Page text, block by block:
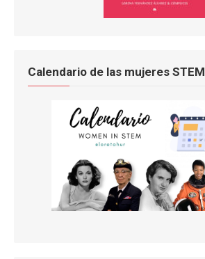
Calendario de las mujeres STEM